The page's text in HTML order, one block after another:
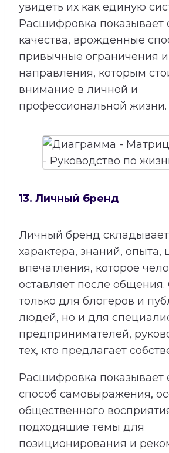
увидеть их как единую
Расшифровка показывает
качества, врожденные
привычные ограничения и
направления, которым
внимание в личной и
профессиональной жизни.
13. Личный бренд
Личный бренд
характера, знаний, опыта,
впечатления, которое
оставляет после
только для блогеров и
людей, но и для
предпринимателей,
тех, кто предлагает
Расшифровка показывает
способ самовыражения,
общественного
подходящие темы для
позиционирования и